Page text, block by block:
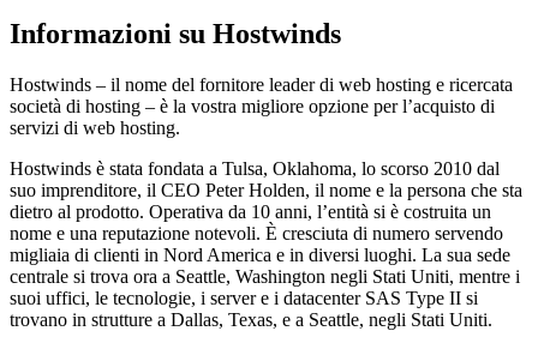
Informazioni su Hostwinds
Hostwinds – il nome del fornitore leader di web hosting e ricercata
società di hosting – è la vostra migliore opzione per l’acquisto di
servizi di web hosting.
Hostwinds è stata fondata a Tulsa, Oklahoma, lo scorso 2010 dal
suo imprenditore, il CEO Peter Holden, il nome e la persona che sta
dietro al prodotto. Operativa da 10 anni, l’entità si è costruita un
nome e una reputazione notevoli. È cresciuta di numero servendo
migliaia di clienti in Nord America e in diversi luoghi. La sua sede
centrale si trova ora a Seattle, Washington negli Stati Uniti, mentre i
suoi uffici, le tecnologie, i server e i datacenter SAS Type II si
trovano in strutture a Dallas, Texas, e a Seattle, negli Stati Uniti.